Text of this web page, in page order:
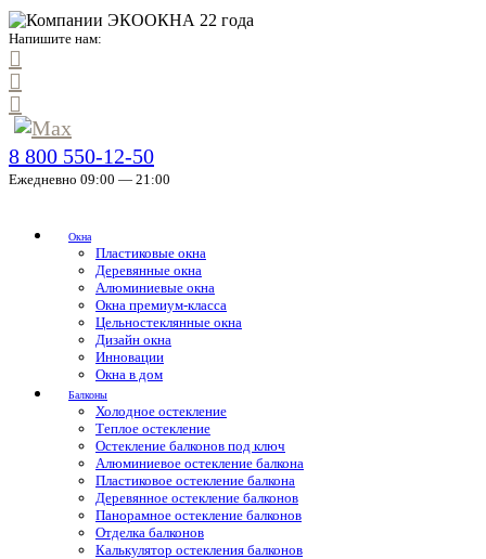
Напишите нам:
8 800 550-12-50
Ежедневно 09:00 — 21:00
Окна
Пластиковые окна
Деревянные окна
Алюминиевые окна
Окна премиум-класса
Цельностеклянные окна
Дизайн окна
Инновации
Окна в дом
Балконы
Холодное остекление
Теплое остекление
Остекление балконов под ключ
Алюминиевое остекление балкона
Пластиковое остекление балкона
Деревянное остекление балконов
Панорамное остекление балконов
Отделка балконов
Калькулятор остекления балконов